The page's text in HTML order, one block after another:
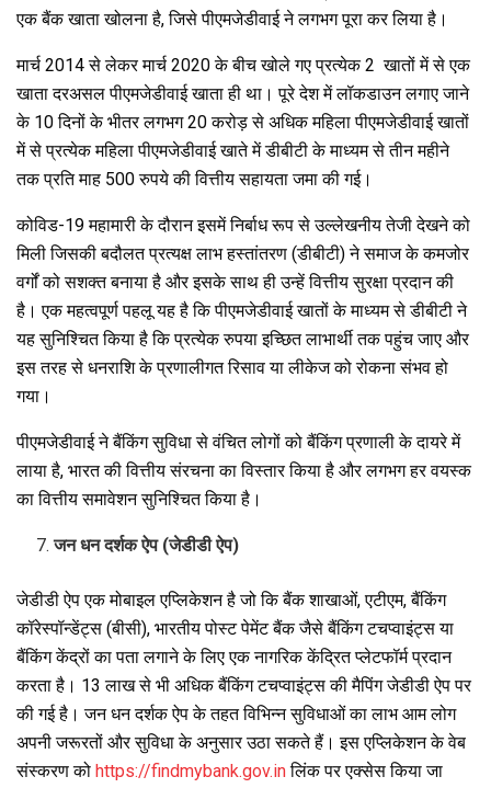
एक बैंक खाता खोलना है, जिसे पीएमजेडीवाई ने लगभग पूरा कर लिया है।
मार्च 2014 से लेकर मार्च 2020 के बीच खोले गए प्रत्‍येक 2 खातों में से एक
खाता दरअसल पीएमजेडीवाई खाता ही था। पूरे देश में लॉकडाउन लगाए जाने
के 10 दिनों के भीतर लगभग 20 करोड़ से अधिक महिला पीएमजेडीवाई खातों
में से प्रत्येक महिला पीएमजेडीवाई खाते में डीबीटी के माध्यम से तीन महीने
तक प्रति माह 500 रुपये की वित्तीय सहायता जमा की गई।
कोविड-19 महामारी के दौरान इसमें निर्बाध रूप से उल्लेखनीय तेजी देखने को
मिली जिसकी बदौलत प्रत्यक्ष लाभ हस्तांतरण (डीबीटी) ने समाज के कमजोर
वर्गों को सशक्त बनाया है और इसके साथ ही उन्‍हें वित्तीय सुरक्षा प्रदान की
है। एक महत्वपूर्ण पहलू यह है कि पीएमजेडीवाई खातों के माध्यम से डीबीटी ने
यह सुनिश्चित किया है कि प्रत्येक रुपया इच्छित लाभार्थी तक पहुंच जाए और
इस तरह से धनराशि के प्रणालीगत रिसाव या लीकेज को रोकना संभव हो
गया।
पीएमजेडीवाई ने बैंकिंग सुविधा से वंचित लोगों को बैंकिंग प्रणाली के दायरे में
लाया है, भारत की वित्तीय संरचना का विस्तार किया है और लगभग हर वयस्क
का वित्तीय समावेशन सुनिश्चित किया है।
जन धन दर्शक ऐप (जेडीडी ऐप)
जेडीडी ऐप एक मोबाइल एप्लिकेशन है जो कि बैंक शाखाओं, एटीएम, बैंकिंग
कॉरेस्पॉन्डेंट्स (बीसी), भारतीय पोस्ट पेमेंट बैंक जैसे बैंकिंग टचप्वाइंट्स या
बैंकिंग केंद्रों का पता लगाने के लिए एक नागरिक केंद्रित प्लेटफॉर्म प्रदान
करता है। 13 लाख से भी अधिक बैंकिंग टचप्वाइंट्स की मैपिंग जेडीडी ऐप पर
की गई है। जन धन दर्शक ऐप के तहत विभिन्‍न सुविधाओं का लाभ आम लोग
अपनी जरूरतों और सुविधा के अनुसार उठा सकते हैं। इस एप्लिकेशन के वेब
संस्करण को https://findmybank.gov.inलिंक पर एक्सेस किया जा